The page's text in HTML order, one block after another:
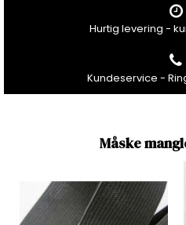
Hurtig levering -
Kundeservice -
Måske